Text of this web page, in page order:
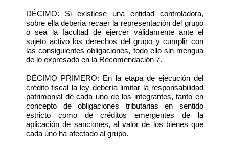
DÉCIMO: Si existiese una entidad controladora,
sobre ella debería recaer la representación del grupo
o sea la facultad de ejercer válidamente ante el
sujeto activo los derechos del grupo y cumplir con
las consiguientes obligaciones, todo ello sin mengua
de lo expresado en la Recomendación 7.
DÉCIMO PRIMERO: En la etapa de ejecución del
crédito fiscal la ley debería limitar la responsabilidad
patrimonial de cada uno de los integrantes, tanto en
concepto de obligaciones tributarias en sentido
estricto como de créditos emergentes de la
aplicación de sanciones, al valor de los bienes que
cada uno ha afectado al grupo.